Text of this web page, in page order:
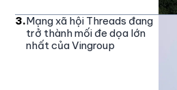
3.Mạng xã hội Threads đang
trở thành mối đe dọa lớn
nhất của Vingroup